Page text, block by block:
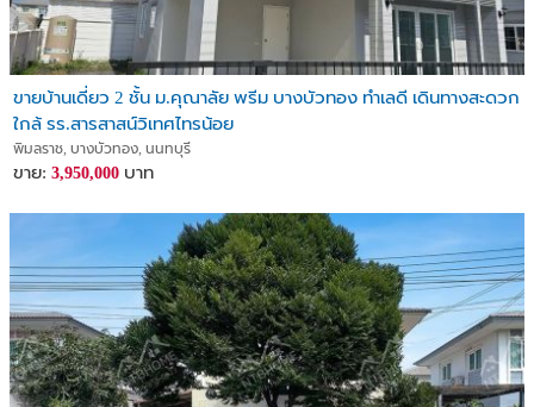
ขายบ้านเดี่ยว 2 ชั้น ม.คุณาลัย พรีม บางบัวทอง ทำเลดี เดินทางสะดวก
ใกล้ รร.สารสาสน์วิเทศไทรน้อย
พิมลราช, บางบัวทอง, นนทบุรี
ขาย: 3,950,000 บาท